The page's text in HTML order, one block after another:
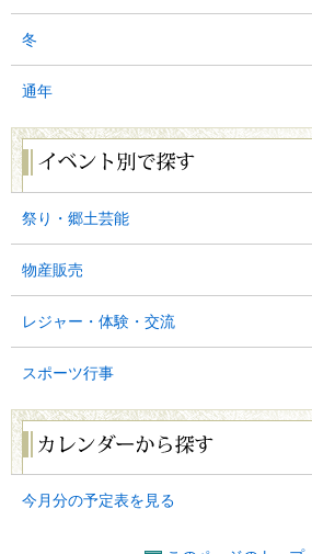
冬
通年
イ
ベ
ン
ト
別
す
祭り・郷土芸能
物産販売
レジャー・体験・交流
スポーツ行事
カ
レ
ン
ダ
ー今月分の予定表を見る